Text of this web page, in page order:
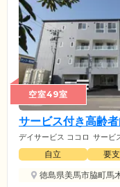
空室49室
サービス付き高齢
デイサービス ココロ サービ
自立 要
徳島県美馬市脇町馬